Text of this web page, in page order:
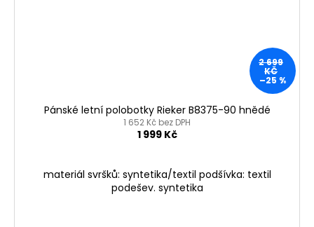
2 699
KČ
–25 %
Pánské letní polobotky Rieker B8375-90 hnědé
1 652 Kč bez DPH
1 999 Kč
materiál svršků: syntetika/textil podšívka: textil
podešev. syntetika